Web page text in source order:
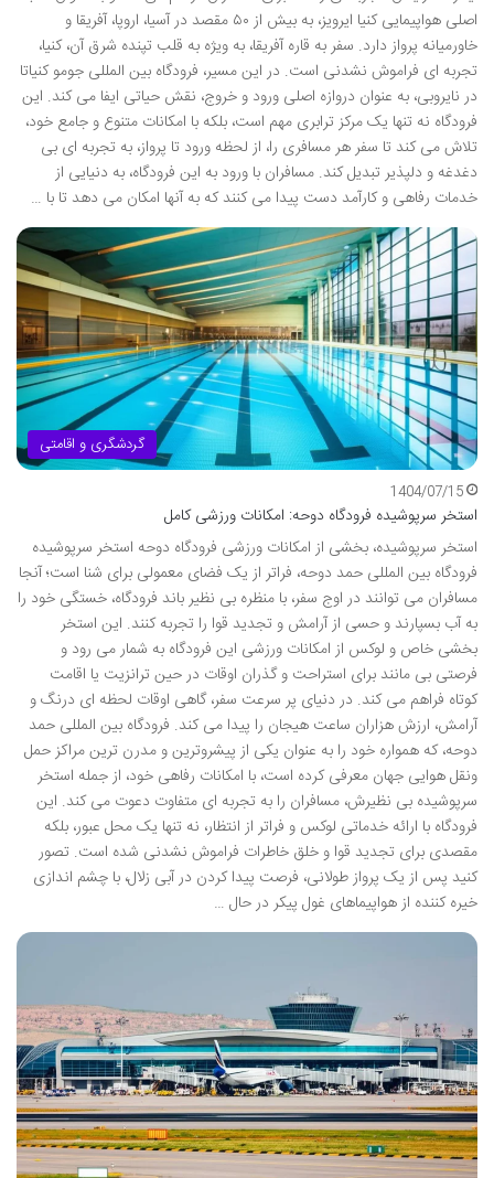
اصلی هواپیمایی کنیا ایرویز، به بیش از ۵۰ مقصد در آسیا، اروپا، آفریقا و
خاورمیانه پرواز دارد. سفر به قاره آفریقا، به ویژه به قلب تپنده شرق آن، کنیا،
تجربه ای فراموش نشدنی است. در این مسیر، فرودگاه بین المللی جومو کنیاتا
در نایروبی، به عنوان دروازه اصلی ورود و خروج، نقش حیاتی ایفا می کند. این
فرودگاه نه تنها یک مرکز ترابری مهم است، بلکه با امکانات متنوع و جامع خود،
تلاش می کند تا سفر هر مسافری را، از لحظه ورود تا پرواز، به تجربه ای بی
دغدغه و دلپذیر تبدیل کند. مسافران با ورود به این فرودگاه، به دنیایی از
خدمات رفاهی و کارآمد دست پیدا می کنند که به آنها امکان می دهد تا با …
گردشگری و اقامتی
1404/07/15
استخر سرپوشیده فرودگاه دوحه: امکانات ورزشی کامل
استخر سرپوشیده، بخشی از امکانات ورزشی فرودگاه دوحه استخر سرپوشیده
فرودگاه بین المللی حمد دوحه، فراتر از یک فضای معمولی برای شنا است؛ آنجا
مسافران می توانند در اوج سفر، با منظره بی نظیر باند فرودگاه، خستگی خود را
به آب بسپارند و حسی از آرامش و تجدید قوا را تجربه کنند. این استخر
بخشی خاص و لوکس از امکانات ورزشی این فرودگاه به شمار می رود و
فرصتی بی مانند برای استراحت و گذران اوقات در حین ترانزیت یا اقامت
کوتاه فراهم می کند. در دنیای پر سرعت سفر، گاهی اوقات لحظه ای درنگ و
آرامش، ارزش هزاران ساعت هیجان را پیدا می کند. فرودگاه بین المللی حمد
دوحه، که همواره خود را به عنوان یکی از پیشروترین و مدرن ترین مراکز حمل
ونقل هوایی جهان معرفی کرده است، با امکانات رفاهی خود، از جمله استخر
سرپوشیده بی نظیرش، مسافران را به تجربه ای متفاوت دعوت می کند. این
فرودگاه با ارائه خدماتی لوکس و فراتر از انتظار، نه تنها یک محل عبور، بلکه
مقصدی برای تجدید قوا و خلق خاطرات فراموش نشدنی شده است. تصور
کنید پس از یک پرواز طولانی، فرصت پیدا کردن در آبی زلال، با چشم اندازی
خیره کننده از هواپیماهای غول پیکر در حال …